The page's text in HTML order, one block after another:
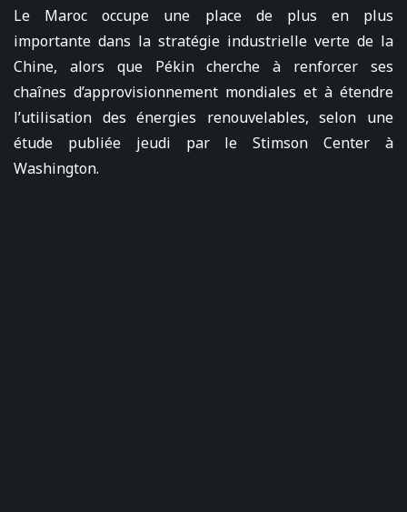
Le Maroc occupe une place de plus en plus
importante dans la stratégie industrielle verte de la
Chine, alors que Pékin cherche à renforcer ses
chaînes d’approvisionnement mondiales et à étendre
l’utilisation des énergies renouvelables, selon une
étude publiée jeudi par le Stimson Center à
Washington.